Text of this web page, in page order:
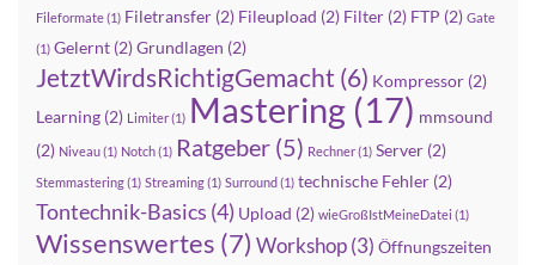
Fileformate(1) Filetransfer (2) Fileupload (2) Filter (2) FTP (2) Gate
(1) Gelernt (2)Grundlagen (2)
JetztWirdsRichtigGemacht (6) Kompressor (2)
Learning (2) Limiter(1) Mastering (17) mmsound
(2) Niveau(1) Notch(1) Ratgeber (5) Rechner(1) Server (2)
Stemmastering(1) Streaming(1) Surround(1) technische Fehler (2)
Tontechnik-Basics (4) Upload (2) wieGroßIstMeineDatei (1)
Wissenswertes (7) Workshop (3) Öffnungszeiten